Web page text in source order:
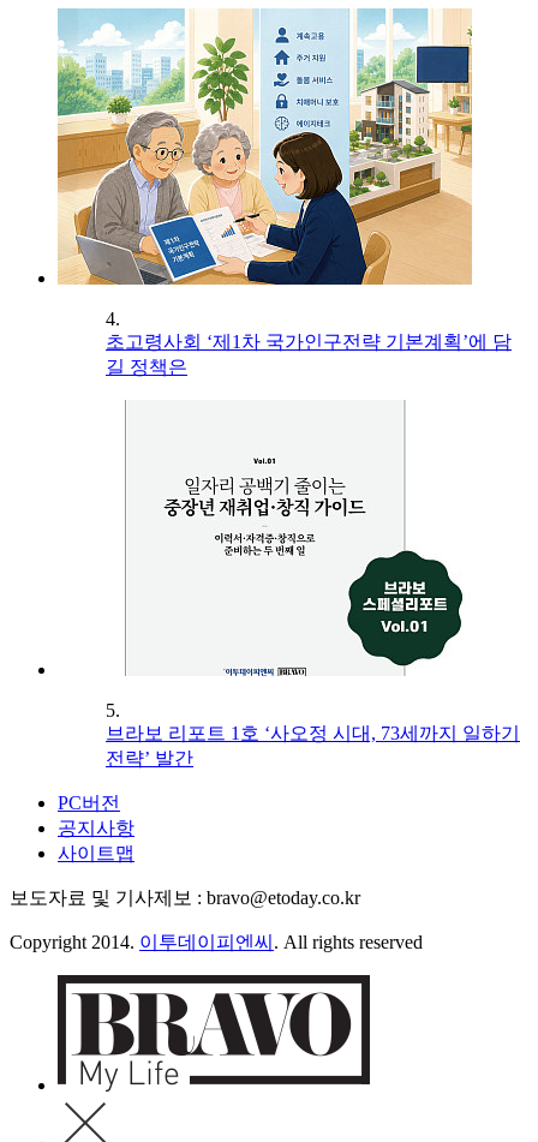
4.
초고령사회 ‘제1차 국가인구전략 기본계획’에 담
길 정책은
5.
브라보 리포트 1호 ‘사오정 시대, 73세까지 일하기
전략’ 발간
PC버전
공지사항
사이트맵
보도자료 및 기사제보 : bravo@etoday.co.kr
Copyright 2014. 이투데이피엔씨 . All rights reserved